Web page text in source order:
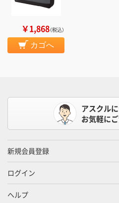
￥1,868（税込）
カゴへ
アスクル
お気軽に
新規会員登録
ログイン
ヘルプ